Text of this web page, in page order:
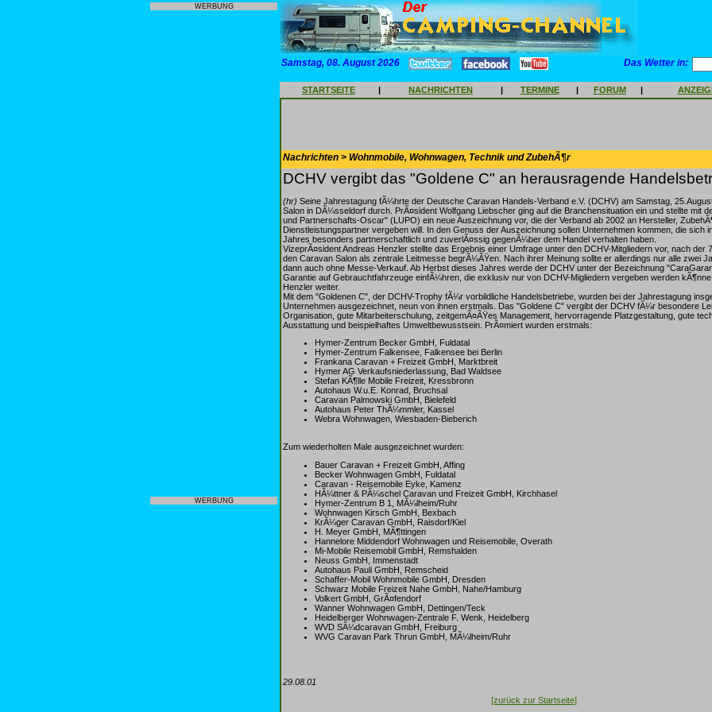
WERBUNG
WERBUNG
Samstag, 08. August 2026 Das Wetter in:
STARTSEITE | NACHRICHTEN | TERMINE | FORUM |
Nachrichten > Wohnmobile, Wohnwagen, Technik und ZubehÃ¶r
DCHV vergibt das "Goldene C" an herausragende
(hr) Seine Jahrestagung fÃ¼hrte der Deutsche Caravan Handels-Verband e.V. (DCHV) am Samstag,
Salon in DÃ¼sseldorf durch. PrÃ¤sident Wolfgang Liebscher ging auf die Branchensituation ein und stellte mit
und Partnerschafts-Oscar" (LUPO) ein neue Auszeichnung vor, die der Verband ab 2002 an Hersteller,
Dienstleistungspartner vergeben will. In den Genuss der Auszeichnung sollen Unternehmen kommen, die sich
Jahres besonders partnerschaftlich und zuverlÃ¤ssig gegenÃ¼ber dem Handel verhalten haben.
VizeprÃ¤sident Andreas Henzler stellte das Ergebnis einer Umfrage unter den DCHV-Mitgliedern vor, nach der
den Caravan Salon als zentrale Leitmesse begrÃ¼ÃŸen. Nach ihrer Meinung sollte er allerdings nur alle zwei
dann auch ohne Messe-Verkauf. Ab Herbst dieses Jahres werde der DCHV unter der Bezeichnung
Garantie auf Gebrauchtfahrzeuge einfÃ¼hren, die exklusiv nur von DCHV-Migliedern vergeben werden
Henzler weiter.
Mit dem "Goldenen C", der DCHV-Trophy fÃ¼r vorbildliche Handelsbetriebe, wurden bei der Jahrestagung
Unternehmen ausgezeichnet, neun von ihnen erstmals. Das "Goldene C" vergibt der DCHV fÃ¼r besondere
Organisation, gute Mitarbeiterschulung, zeitgemÃ¤ÃŸes Management, hervorragende Platzgestaltung, gute
Ausstattung und beispielhaftes Umweltbewusstsein. PrÃ¤miert wurden erstmals:
Hymer-Zentrum Becker GmbH, Fuldatal
Hymer-Zentrum Falkensee, Falkensee bei Berlin
Frankana Caravan + Freizeit GmbH, Marktbreit
Hymer AG Verkaufsniederlassung, Bad Waldsee
Stefan KÃ¶lle Mobile Freizeit, Kressbronn
Autohaus W.u.E. Konrad, Bruchsal
Caravan Palmowski GmbH, Bielefeld
Autohaus Peter ThÃ¼mmler, Kassel
Webra Wohnwagen, Wiesbaden-Bieberich
Zum wiederholten Male ausgezeichnet wurden:
Bauer Caravan + Freizeit GmbH, Affing
Becker Wohnwagen GmbH, Fuldatal
Caravan - Reisemobile Eyke, Kamenz
HÃ¼ttner & PÃ¼schel Caravan und Freizeit GmbH, Kirchhasel
Hymer-Zentrum B 1, MÃ¼lheim/Ruhr
Wohnwagen Kirsch GmbH, Bexbach
KrÃ¼ger Caravan GmbH, Raisdorf/Kiel
H. Meyer GmbH, MÃ¶ttingen
Hannelore Middendorf Wohnwagen und Reisemobile, Overath
Mi-Mobile Reisemobil GmbH, Remshalden
Neuss GmbH, Immenstadt
Autohaus Pauli GmbH, Remscheid
Schaffer-Mobil Wohnmobile GmbH, Dresden
Schwarz Mobile Freizeit Nahe GmbH, Nahe/Hamburg
Volkert GmbH, GrÃ¤fendorf
Wanner Wohnwagen GmbH, Dettingen/Teck
Heidelberger Wohnwagen-Zentrale F. Wenk, Heidelberg
WVD SÃ¼dcaravan GmbH, Freiburg
WVG Caravan Park Thrun GmbH, MÃ¼lheim/Ruhr
29.08.01
[zurück zur Startseite]